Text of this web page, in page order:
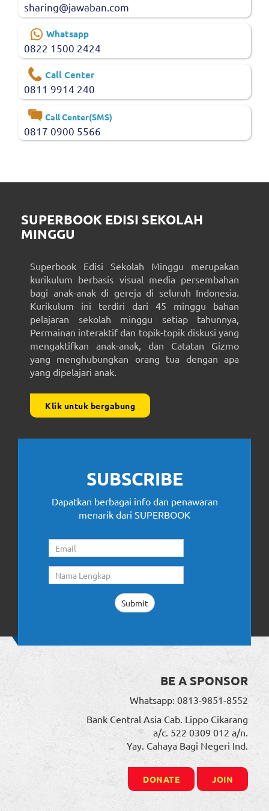
sharing@jawaban.com
Whatsapp
0822 1500 2424
Call Center
0811 9914 240
Call Center(SMS)
0817 0900 5566
SUPERBOOK EDISI SEKOLAH
MINGGU
Superbook Edisi Sekolah Minggu merupakan
kurikulum berbasis visual media persembahan
bagi anak-anak di gereja di seluruh Indonesia.
Kurikulum ini terdiri dari 45 minggu bahan
pelajaran sekolah minggu setiap tahunnya,
Permainan interaktif dan topik-topik diskusi yang
mengaktifkan anak-anak, dan Catatan Gizmo
yang menghubungkan orang tua dengan apa
yang dipelajari anak.
Klik untuk bergabung
SUBSCRIBE
Dapatkan berbagai info dan penawaran
menarik dari SUPERBOOK
BE A SPONSOR
Whatsapp: 0813-9851-8552
Bank Central Asia Cab. Lippo Cikarang
a/c. 522 0309 012 a/n.
Yay. Cahaya Bagi Negeri Ind.
DONATE JOIN